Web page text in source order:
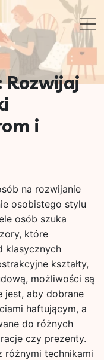
Rozwijaj
i
na rozwijanie
osobistego stylu
osób szuka
które
klasycznych
kształty,
możliwości są
jest, aby dobrane
haftującym, a
do różnych
czy prezenty.
różnymi technikami